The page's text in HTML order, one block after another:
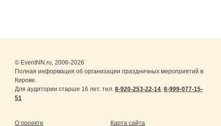
© EventNN.ru, 2006-2026
Полная информация об организации праздничных мероприятий в
Кирове.
Для аудитории старше 16 лет. тел. 8-920-253-22-14, 8-999-077-15-
51
О проекте Карта сайта